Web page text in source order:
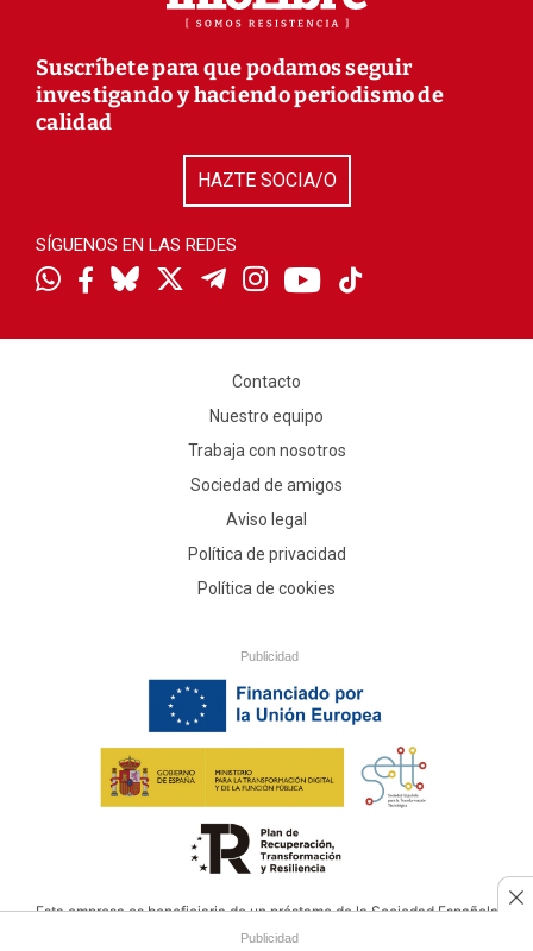
Publicidad
Suscríbete para que podamos seguir
investigando y haciendo periodismo de
calidad
HAZTE SOCIA/O
SÍGUENOS EN LAS REDES
Contacto
Nuestro equipo
Trabaja con nosotros
Sociedad de amigos
Aviso legal
Política de privacidad
Política de cookies
Publicidad
Esta empresa es beneficiaria de un préstamo de la Sociedad Española
para la Transformación Tecnológica, financiado por la Unión Europea -
NextGenerationEU